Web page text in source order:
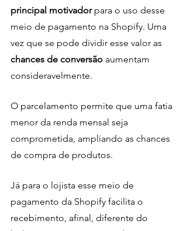
principal motivador para o uso desse
meio de pagamento na Shopify. Uma
vez que se pode dividir esse valor as
chances de conversão aumentam
consideravelmente.
O parcelamento permite que uma fatia
menor da renda mensal seja
comprometida, ampliando as chances
de compra de produtos.
Já para o lojista esse meio de
pagamento da Shopify facilita o
recebimento, afinal, diferente do